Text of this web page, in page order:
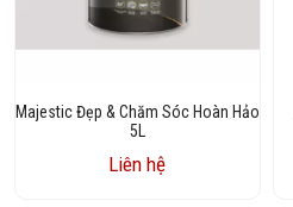
Majestic Đẹp & Chăm Sóc Hoàn Hảo
5L
Liên hệ